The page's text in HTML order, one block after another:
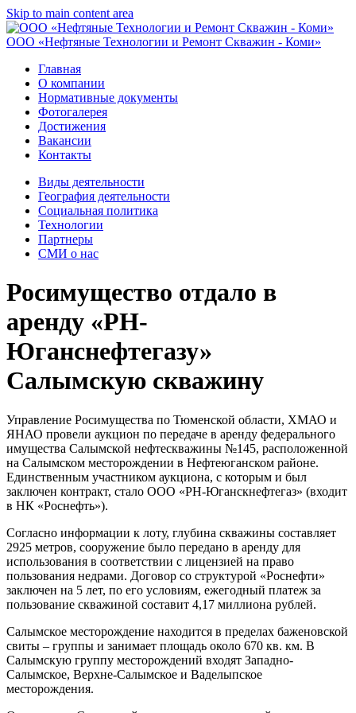
Skip to main content area
ООО «Нефтяные Технологии и Ремонт Скважин - Коми»
Главная
О компании
Нормативные документы
Фотогалерея
Достижения
Вакансии
Контакты
Виды деятельности
География деятельности
Социальная политика
Технологии
Партнеры
СМИ о нас
Росимущество отдало в
аренду «РН-
Юганснефтегазу»
Салымскую скважину
Управление Росимущества по Тюменской области, ХМАО и
ЯНАО провели аукцион по передаче в аренду федерального
имущества Салымской нефтескважины №145, расположенной
на Салымском месторождении в Нефтеюганском районе.
Единственным участником аукциона, с которым и был
заключен контракт, стало ООО «РН-Юганскнефтегаз» (входит
в НК «Роснефть»).
Согласно информации к лоту, глубина скважины составляет
2925 метров, сооружение было передано в аренду для
использования в соответствии с лицензией на право
пользования недрами. Договор со структурой «Роснефти»
заключен на 5 лет, по его условиям, ежегодный платеж за
пользование скважиной составит 4,17 миллиона рублей.
Салымское месторождение находится в пределах баженовской
свиты – группы и занимает площадь около 670 кв. км. В
Салымскую группу месторождений входят Западно-
Салымское, Верхне-Салымское и Ваделыпское
месторождения.